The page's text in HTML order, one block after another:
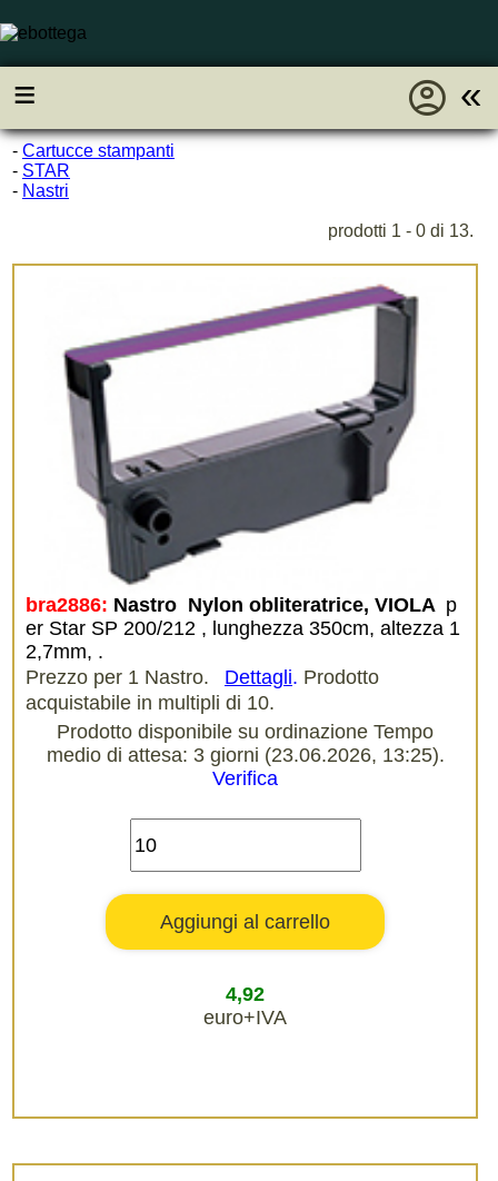
≡ «
account_circle
- Cartucce stampanti
- STAR
- Nastri
prodotti 1 - 0 di 13.
bra2886: Nastro  Nylon obliteratrice, VIOLA p
er Star SP 200/212 , lunghezza 350cm, altezza 1
2,7mm, .
Prezzo per 1 Nastro.
Dettagli. Prodotto
acquistabile in multipli di 10.
Prodotto disponibile su ordinazione Tempo
medio di attesa: 3 giorni (23.06.2026, 13:25).
Verifica
4,92
euro+IVA